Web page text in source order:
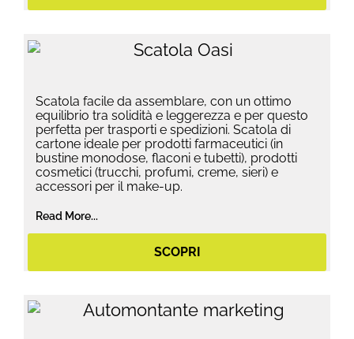
Scatola facile da assemblare, con un ottimo
equilibrio tra solidità e leggerezza e per questo
perfetta per trasporti e spedizioni. Scatola di
cartone ideale per prodotti farmaceutici (in
bustine monodose, flaconi e tubetti), prodotti
cosmetici (trucchi, profumi, creme, sieri) e
accessori per il make-up.
Read More...
SCOPRI